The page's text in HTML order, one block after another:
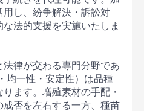
用し、紛争解決・訴訟対
法的支援を実施いたしま
律が交わる専門分野であ
均一性・安定性）は品種
ます。増殖素材の手配・
否を左右する一方、種苗